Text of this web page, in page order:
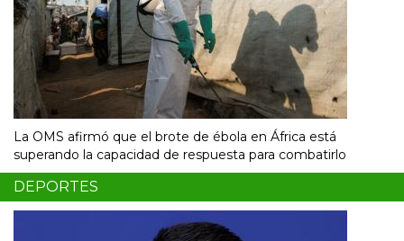
La OMS afirmó que el brote de ébola en África está
superando la capacidad de respuesta para combatirlo
DEPORTES